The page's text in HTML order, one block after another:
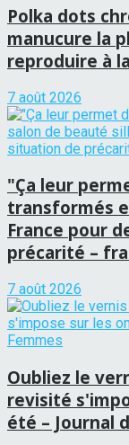
Polka dots
manucure la
reproduire à
7 août 2026
"Ça leur
transformés
France pour
précarité –
7 août 2026
Oubliez le
revisité
été – Journal